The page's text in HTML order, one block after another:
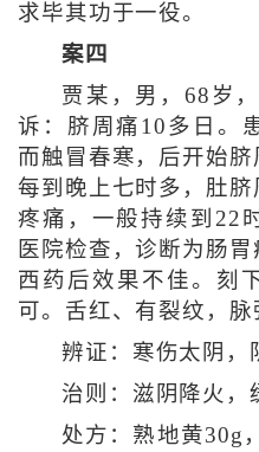
求毕其功于一役。
案四
贾某，男，68岁
诉：脐周痛10多日。
而触冒春寒，后开始脐
每到晚上七时多，肚
疼痛，一般持续到22
医院检查，诊断为肠
西药后效果不佳。刻
可。舌红、有裂纹，脉
辨证：寒伤太阴，
治则：滋阴降火，
处方：熟地黄30g